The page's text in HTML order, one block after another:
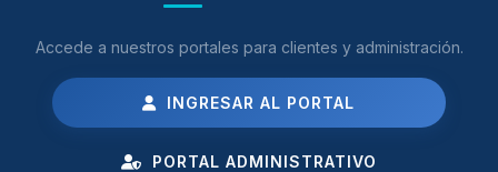
Accede a nuestros portales para clientes y administración.
INGRESAR AL PORTAL
PORTAL ADMINISTRATIVO